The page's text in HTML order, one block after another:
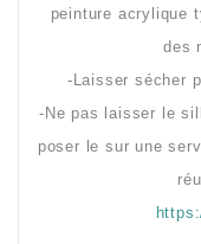
peinture acrylique
des
-Laisser sécher
-Ne pas laisser le
poser le sur une